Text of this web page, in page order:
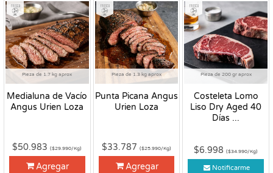
Pieza de 1.7 kg aprox
Medialuna de Vacío
Angus Urien Loza
Fresco
$50.983($29.990/Kg)
Agregar
Pieza de 1.3 kg aprox
Punta Picana Angus
Urien Loza
Fresco
$33.787 ($25.990/Kg)
Agregar
Pieza de 200 gr aprox
Costeleta Lomo
Liso Dry Aged 40
Días ...
Fresco
$6.998($34.990/Kg)
Notificarme